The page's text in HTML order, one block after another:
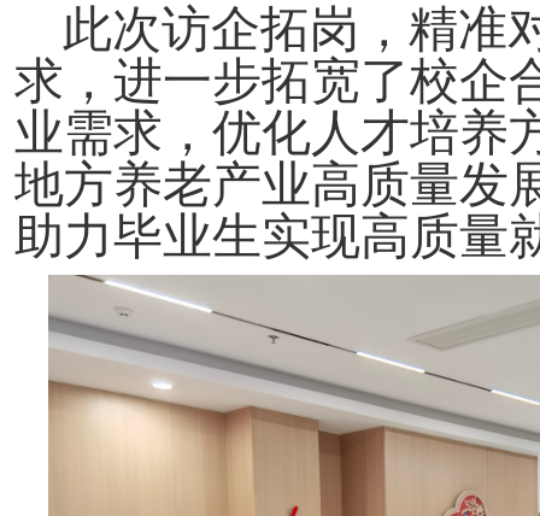
此次访企拓岗，精准
求，进一步拓宽了校企
业需求，优化人才培养
地方养老产业高质量发
助力毕业生实现高质量